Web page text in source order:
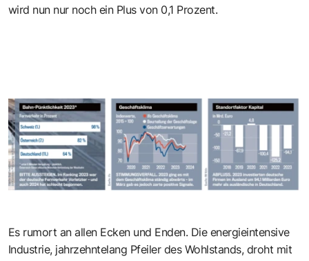
wird nun nur noch ein Plus von 0,1 Prozent.
Es rumort an allen Ecken und Enden. Die energieintensive
Industrie, jahrzehntelang Pfeiler des Wohlstands, droht mit